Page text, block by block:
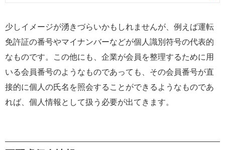
少しイメージが湧きづらいかもしれませんが、例えば運転
免許証の番号やマイナンバーなどが個人識別符号の代表的
なものです。この他にも、企業が会員を整理するために用
いる会員番号のようなものであっても、その会員番号が直
接的に個人の氏名を照会することができるようなものであ
れば、個人情報として扱う必要が出てきます。